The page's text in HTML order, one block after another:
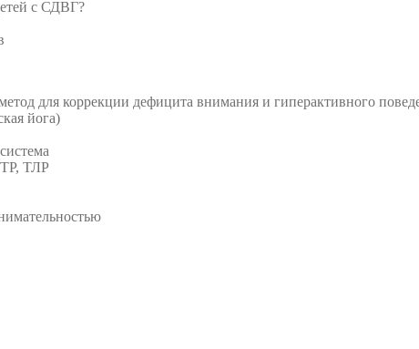
с СДВГ?
для коррекции дефицита внимания и гиперактивного
йога)
ТЛР